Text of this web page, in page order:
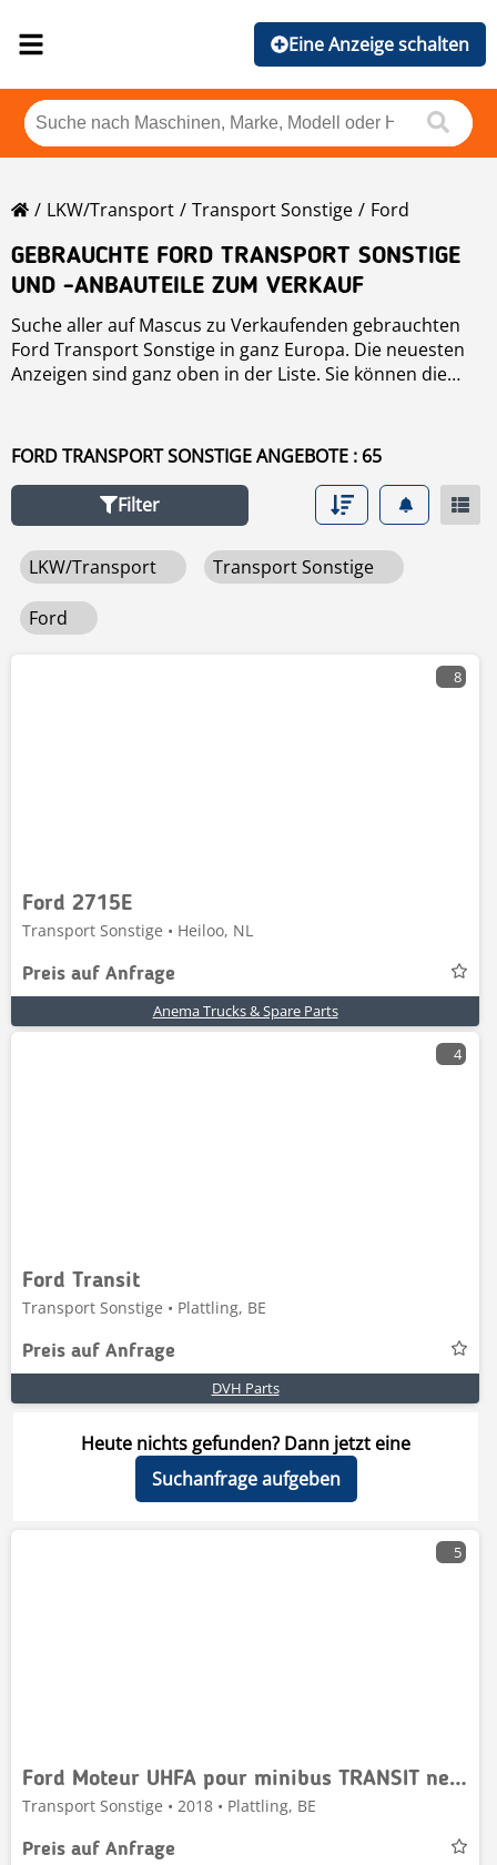
Eine Anzeige schalten
LKW/Transport Transport Sonstige
Ford
GEBRAUCHTE FORD TRANSPORT SONSTIGE
UND -ANBAUTEILE ZUM VERKAUF
Suche aller auf Mascus zu Verkaufenden gebrauchten
Ford Transport Sonstige in ganz Europa. Die neuesten
Anzeigen sind ganz oben in der Liste. Sie können die
Land ordnen. Um gebrauchteTransport Sonstige
FORD TRANSPORT SONSTIGE ANGEBOTE : 65
Filter
LKW/Transport Transport Sonstige
Ford
8
Ford 2715E
Transport Sonstige • Heiloo, NL
Preis auf Anfrage
Anema Trucks & Spare Parts
4
Ford Transit
Transport Sonstige • Plattling, BE
Preis auf Anfrage
DVH Parts
Heute nichts gefunden? Dann jetzt eine
Suchanfrage aufgeben
5
Ford Moteur UHFA pour minibus TRANSIT neuf
Transport Sonstige • 2018 • Plattling, BE
Preis auf Anfrage